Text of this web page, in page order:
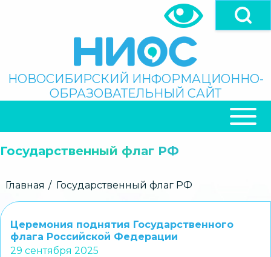
Поиск
НОВОСИБИРСКИЙ ИНФОРМАЦИОННО-
ОБРАЗОВАТЕЛЬНЫЙ САЙТ
НАВИГАЦИЯ
Государственный флаг РФ
Строка
Главная Государственный флаг РФ
Церемония поднятия Государственного
флага Российской Федерации
29 сентября 2025